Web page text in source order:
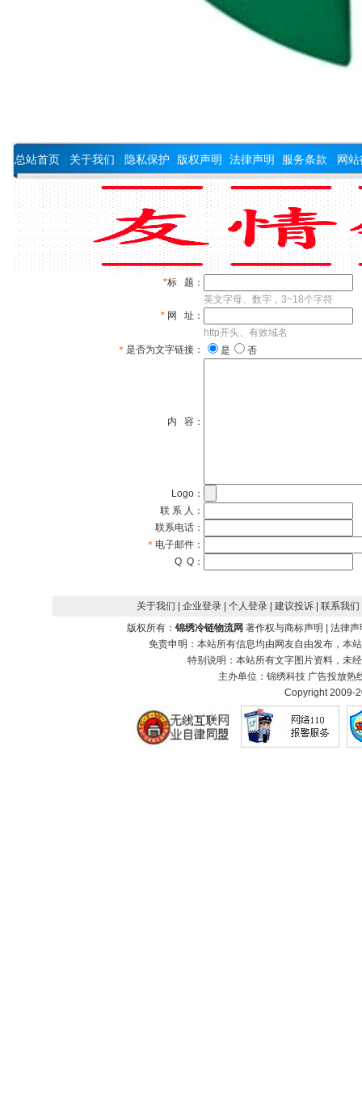
总站首页 关于我们 隐私保护 版权声明 法律声明 服务条款 网
*标 题：
英文字母、数字，3~18个字符
* 网 址：
http开头、有效域名
＊ 是否为文字链接： 是 否
内 容：
Logo：
联 系 人：
联系电话：
＊ 电子邮件：
Q Q：
关于我们 | 企业登录 | 个人登录 | 建议投诉
| 联系我们
版权所有： 锦绣冷链物流网 著作权与商标声明
法律声
免责申明：本站所有信息均由网友自由发布，本
特别说明：本站所有文字图片资料，未
主办单位：锦绣科技 广告投放
Copyright 2009-